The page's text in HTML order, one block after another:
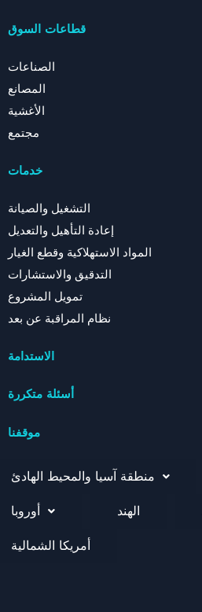
قطاعات السوق
الصناعات
المصانع
الأغشية
مجتمع
خدمات
التشغيل والصيانة
إعادة التأهيل والتعديل
المواد الاستهلاكية وقطع الغيار
التدقيق والاستشارات
تمويل المشروع
نظام المراقبة عن بعد
الاستدامة
أسئلة متكررة
موقفنا
منطقة آسيا والمحيط الهادئ
أوروبا الهند
أمريكا الشمالية